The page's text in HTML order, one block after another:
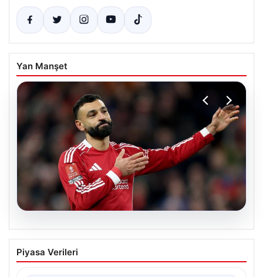
Yan Manşet
Beşiktaş’tan Mohamed Salah sonrası
dev hamle!
Piyasa Verileri